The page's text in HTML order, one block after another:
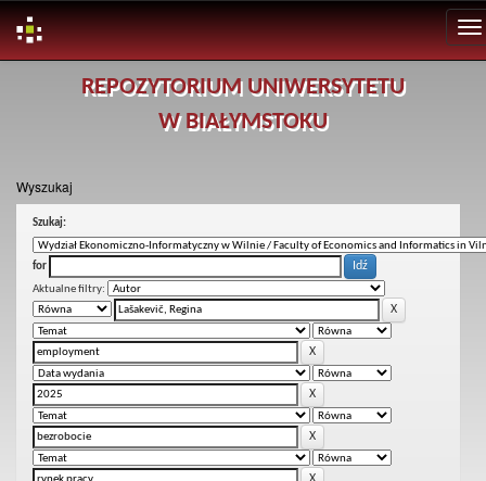
REPOZYTORIUM UNIWERSYTETU
W BIAŁYMSTOKU
Wyszukaj
Szukaj:
for
Aktualne filtry: